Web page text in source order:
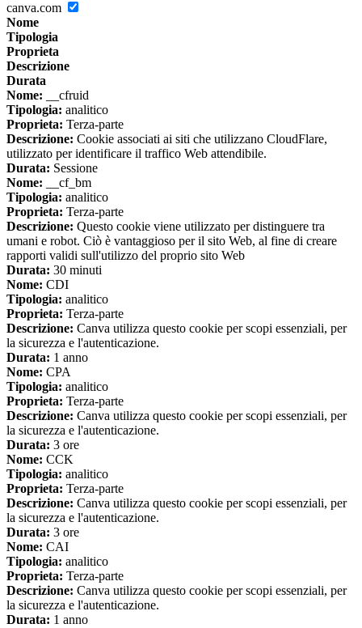
canva.com
Nome
Tipologia
Proprieta
Descrizione
Durata
Nome: __cfruid
Tipologia: analitico
Proprieta: Terza-parte
Descrizione: Cookie associati ai siti che utilizzano CloudFlare,
utilizzato per identificare il traffico Web attendibile.
Durata: Sessione
Nome: __cf_bm
Tipologia: analitico
Proprieta: Terza-parte
Descrizione: Questo cookie viene utilizzato per distinguere tra
umani e robot. Ciò è vantaggioso per il sito Web, al fine di creare
rapporti validi sull'utilizzo del proprio sito Web
Durata: 30 minuti
Nome: CDI
Tipologia: analitico
Proprieta: Terza-parte
Descrizione: Canva utilizza questo cookie per scopi essenziali, per
la sicurezza e l'autenticazione.
Durata: 1 anno
Nome: CPA
Tipologia: analitico
Proprieta: Terza-parte
Descrizione: Canva utilizza questo cookie per scopi essenziali, per
la sicurezza e l'autenticazione.
Durata: 3 ore
Nome: CCK
Tipologia: analitico
Proprieta: Terza-parte
Descrizione: Canva utilizza questo cookie per scopi essenziali, per
la sicurezza e l'autenticazione.
Durata: 3 ore
Nome: CAI
Tipologia: analitico
Proprieta: Terza-parte
Descrizione: Canva utilizza questo cookie per scopi essenziali, per
la sicurezza e l'autenticazione.
Durata: 1 anno